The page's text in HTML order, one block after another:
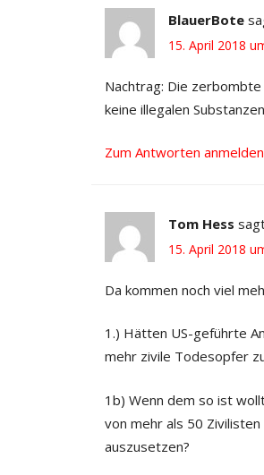
BlauerBote
15. April 2018
Nachtrag: Die
keine illegalen
Zum Antworten anmelden
Tom Hess
15. April 2018
Da kommen noch viel
1.) Hätten US-geführte
mehr zivile Todesopfer
1b) Wenn dem so ist
von mehr als 50
auszusetzen?